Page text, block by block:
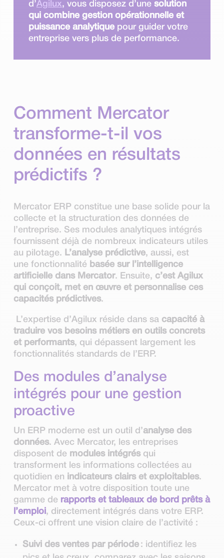
d’Agilux, vous disposez d’une solution
qui combine gestion opérationnelle et
puissance analytiquepour guider votre
entreprise vers plus de performance.
Comment Mercator
transforme-t-il vos
données en résultats
prédictifs ?
Mercator ERP constitue une base solide pour la
collecte et la structuration des données de
l’entreprise. Ses modules analytiques intégrés
fournissent déjà de nombreux indicateurs utiles
au pilotage.
L’analyse prédictive, aussi, est
une fonctionnalité
basée sur l’intelligence
artificielle dans Mercator. Ensuite, c’est Agilux
qui conçoit, met en œuvre et personnalise ces
capacités prédictives.
L’expertise d’Agilux réside dans sa capacité à
traduire vos besoins métiers en outils concrets
et performants, qui dépassent largement les
fonctionnalités standards de l’ERP.
Des modules d’analyse
intégrés pour une gestion
proactive
Un ERP moderne est un outil d’analyse des
données. Avec Mercator, les entreprises
disposent de modules intégrésqui
transforment les informations collectées au
quotidien en indicateurs clairs et exploitables.
Mercator met à votre disposition toute une
gamme de rapports et tableaux de bord prêts à
l’emploi, directement intégrés dans votre ERP.
Ceux-ci offrent une vision claire de l’activité :
Suivi des ventes par période: identifiez les